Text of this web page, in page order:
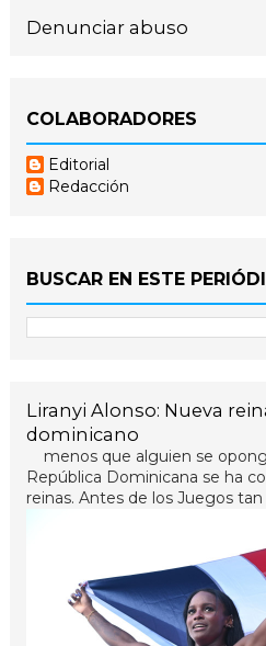
Denunciar abuso
COLABORADORES
Editorial
Redacción
BUSCAR EN ESTE
Liranyi Alonso: Nueva
dominicano
menos que alguien se
República Dominicana se ha
reinas. Antes de los Juegos tan